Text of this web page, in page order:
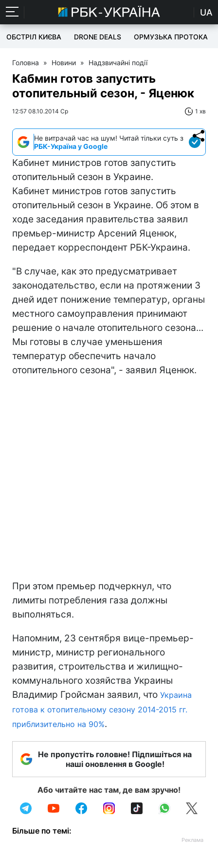
UA
ОБСТРІЛ КИЄВА DRONE DEALS ОРМУЗЬКА ПРОТОКА
Головна » Новини » Надзвичайні події
Кабмин готов запустить
отопительный сезон, - Яценюк
12:57 08.10.2014 Ср 1 хв
Не витрачай час на шум! Читай тільки суть з
РБК-Україна у Google
Кабинет министров готов запустить
отопительный сезон в Украине.
Кабинет министров готов запустить
отопительный сезон в Украине. Об этом в
ходе заседания правительства заявил
премьер-министр Арсений Яценюк,
передает корреспондент РБК-Украина.
"В случае, как это предусматривает
законодательство, если на протяжении 3
дней идет понижение температур, органы
местного самоуправления принимают
решение о начале отопительного сезона...
Мы готовы в случае уменьшения
температур обеспечить начало
отопительного сезона", - заявил Яценюк.
При этом премьер подчеркнул, что
лимиты потребления газа должны
выполняться.
Напомним, 23 сентября вице-премьер-
министр, министр регионального
развития, строительства и жилищно-
коммунального хозяйства Украины
Владимир Гройсман заявил, что Украина
готова к отопительному сезону 2014-2015 гг.
приблизительно на 90%.
Не пропустіть головне! Підпишіться на
наші оновлення в Google!
Або читайте нас там, де вам зручно!
Більше по темі: